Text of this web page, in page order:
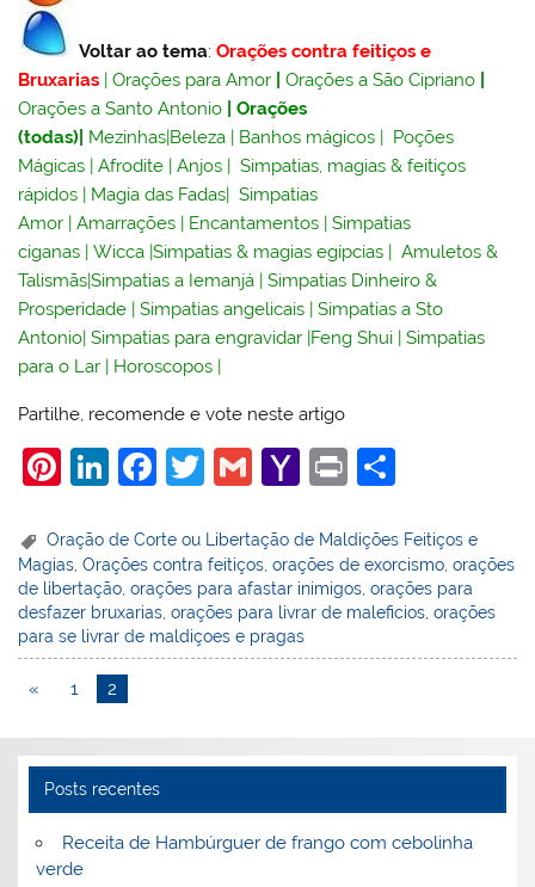
Voltar ao tema:Orações contra feitiços e
Bruxarias |Orações para Amor |Orações a São Cipriano
Orações a Santo Antonio
|Orações
(todas) Mezinhas|Beleza | Banhos mágicos | Poções
Mágicas |Afrodite |Anjos |Simpatias, magias & feitiços
rápidos | Magia das Fadas|Simpatias
Amor |Amarrações | Encantamentos |Simpatias
ciganas |Wicca |Simpatias & magias egípcias |Amuletos &
Talismãs|Simpatias a Iemanjá |Simpatias Dinheiro &
Prosperidade |Simpatias angelicais |Simpatias a Sto
Antonio|Simpatias para engravidar |Feng Shui |Simpatias
para o Lar | Horoscopos |
Partilhe, recomende e vote neste artigo
Pi
er
e
st
Li
k
e
dI
n
F
c
e
b
o
T
itt
er
G
ai
l
Y
h
o
o
M
Pr
t
ar
e
Oração de Corte ou Libertação de Maldições Feitiços e
Magias ,Orações contra feitiços ,orações de exorcismo ,orações
de libertação ,orações para afastar inimigos ,orações para
desfazer bruxarias ,orações para livrar de maleficios ,orações
para se livrar de maldiçoes e pragas
« 1 2
Posts recentes
Receita de Hambúrguer de frango com cebolinha
verde